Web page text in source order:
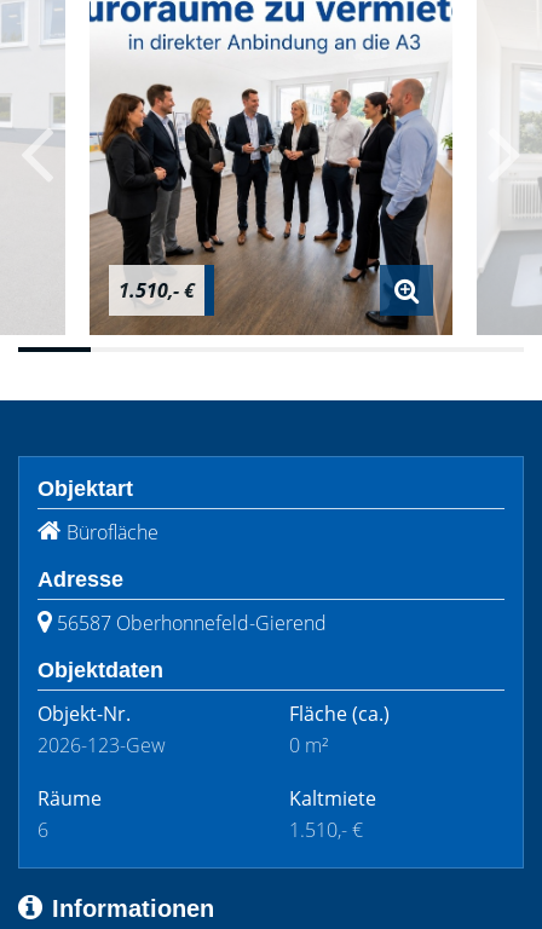
1.510,- €
Objektart
Bürofläche
Adresse
56587 Oberhonnefeld-Gierend
Objektdaten
Objekt-Nr.
2026-123-Gew
Fläche(ca.)
0 m²
Räume
6
Kaltmiete
1.510,- €
Informationen